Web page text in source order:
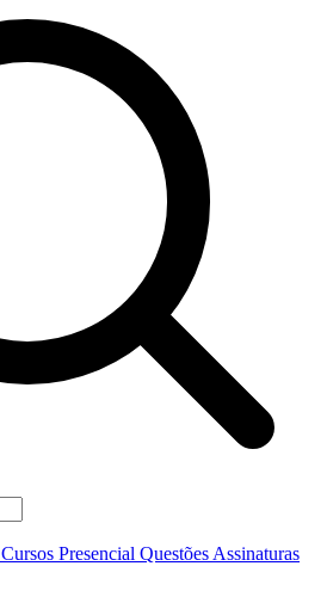
Cursos Presencial Questões Assinaturas